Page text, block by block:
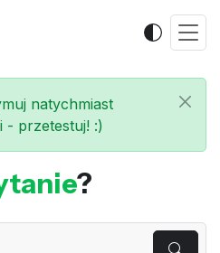
natychmiast
- przetestuj! :)
?